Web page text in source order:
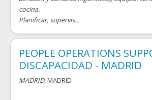
cocina.
Planificar, supervis...
PEOPLE OPERATIONS
DISCAPACIDAD - MADRID
MADRID, MADRID